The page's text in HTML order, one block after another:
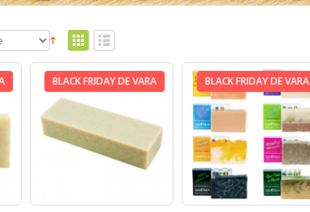
BLACK FRIDAY DE VARA BLACK FRIDAY DE VARA